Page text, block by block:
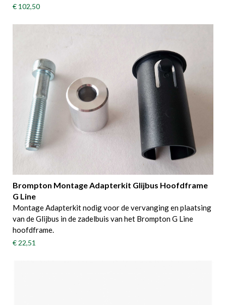
€ 102,50
Brompton Montage Adapterkit Glijbus Hoofdframe
G Line
Montage Adapterkit nodig voor de vervanging en plaatsing
van de Glijbus in de zadelbuis van het Brompton G Line
hoofdframe.
€ 22,51